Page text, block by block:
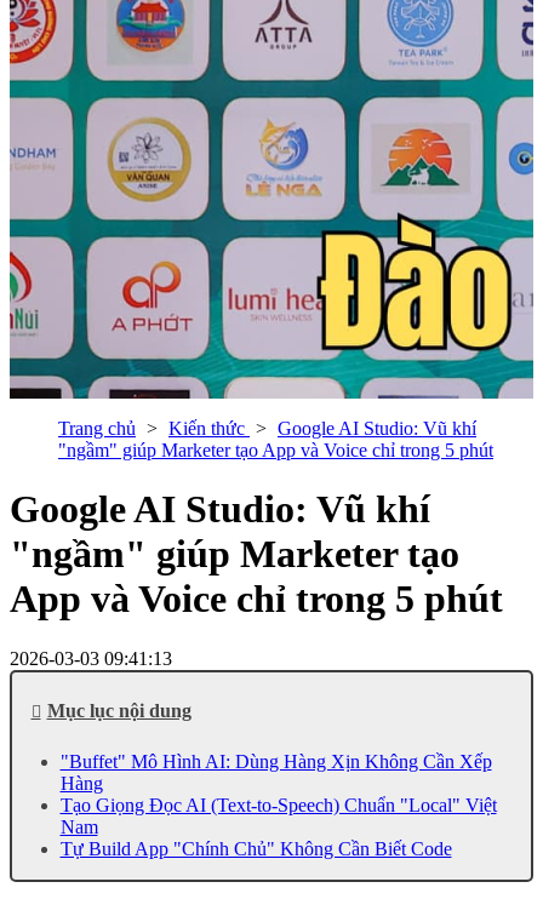
Trang chủ Kiến thức
Google AI Studio: Vũ khí
"ngầm" giúp Marketer tạo App và Voice chỉ trong 5 phút
Google AI Studio: Vũ khí
"ngầm" giúp Marketer tạo
App và Voice chỉ trong 5 phút
2026-03-03 09:41:13
Mục lục nội dung
"Buffet" Mô Hình AI: Dùng Hàng Xịn Không Cần Xếp
Hàng
Tạo Giọng Đọc AI (Text-to-Speech) Chuẩn "Local" Việt
Nam
Tự Build App "Chính Chủ" Không Cần Biết Code